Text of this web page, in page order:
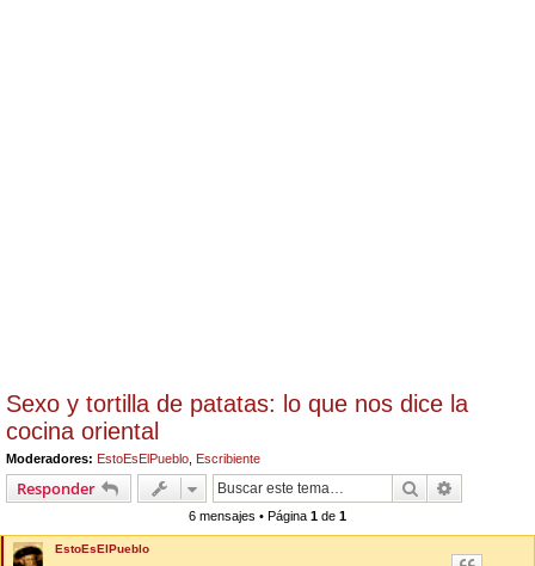
Sexo y tortilla de patatas: lo que nos dice la
cocina oriental
Moderadores: EstoEsElPueblo Escribiente
Responder Buscar
6 mensajes • Página 1 de 1
EstoEsElPueblo